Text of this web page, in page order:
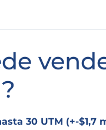
30 UTM (+-$1,7